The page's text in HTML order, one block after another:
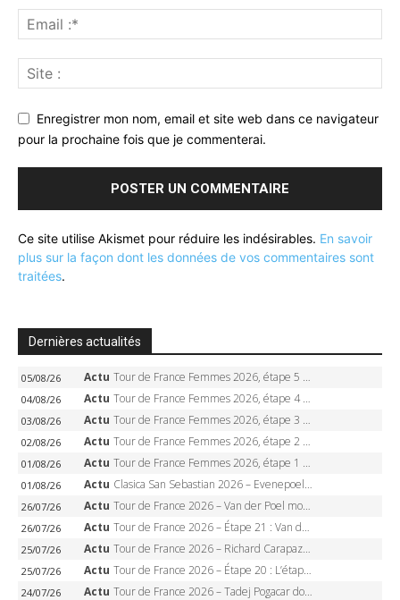
Enregistrer mon nom, email et site web dans ce navigateur
pour la prochaine fois que je commenterai.
Ce site utilise Akismet pour réduire les indésirables. En savoir
plus sur la façon dont les données de vos commentaires sont
traitées.
Dernières actualités
05/08/26 Actu Tour de France Femmes 2026, étape 5 – Demi Vollering gagne à Belleville, Reusser en jaune, Ferrand-Prévot coule
04/08/26 Actu Tour de France Femmes 2026, étape 4 – Marlen Reusser écrase le chrono, Ferrand-Prévot en crise
03/08/26 Actu Tour de France Femmes 2026, étape 3 – Sigrid Haugset en solitaire, 88 km d’échappée, maillot jaune
02/08/26 Actu Tour de France Femmes 2026, étape 2 – Lorena Wiebes doublé à Genève, Markus héroïque, 7e record
01/08/26 Actu Tour de France Femmes 2026, étape 1 – Lorena Wiebes intouchable à Lausanne, premier maillot jaune
01/08/26 Actu Clasica San Sebastian 2026 – Evenepoel recordman, 4e victoire, Carapaz battu au sprint
26/07/26 Actu Tour de France 2026 – Van der Poel monumental à Paris, Pogacar égale le record des cinq sacres
26/07/26 Actu Tour de France 2026 – Étape 21 : Van der Poel, Pogacar, qui succédera à Wout van Aert sur les Champs-Elysées ?
25/07/26 Actu Tour de France 2026 – Richard Carapaz roi des Alpes, doublé et maillot à pois, Seixas perd le podium
25/07/26 Actu Tour de France 2026 – Étape 20 : L’étape reine, Galibier, Sarenne, Alpe d’Huez, qui succédera à Pogacar ?
24/07/26 Actu Tour de France 2026 – Tadej Pogacar dompte l’Alpe d’Huez, 5e victoire, record de Pantani pulvérisé